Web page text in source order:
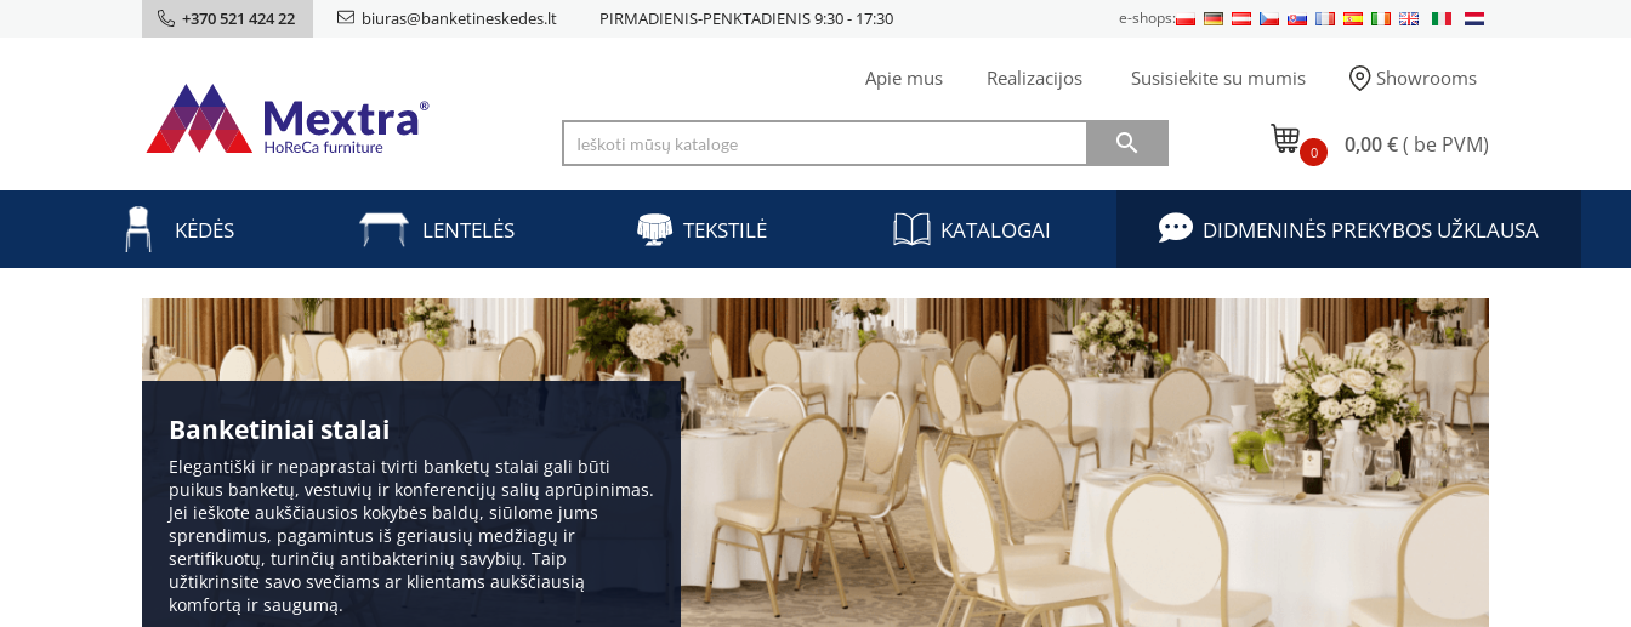
+370 521 424 22 biuras@banketineskedes.lt PIRMADIENIS-PENKTADIENIS 9:30 - 17:30 e-shops:
Apie mus Realizacijos Susisiekite su mumis Showrooms
 0 0,00 €( be PVM)
KĖDĖS LENTELĖS TEKSTILĖ KATALOGAI DIDMENINĖS PREKYBOS UŽKLAUSA
Banketiniai stalai
Elegantiški ir nepaprastai tvirti banketų stalai gali būti
puikus banketų, vestuvių ir konferencijų salių aprūpinimas.
Jei ieškote aukščiausios kokybės baldų, siūlome jums
sprendimus, pagamintus iš geriausių medžiagų ir
sertifikuotų, turinčių antibakterinių savybių. Taip
užtikrinsite savo svečiams ar klientams aukščiausią
komfortą ir saugumą.